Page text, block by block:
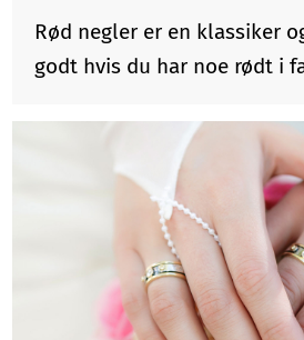
Rød negler er en klassiker
godt hvis du har noe rødt i